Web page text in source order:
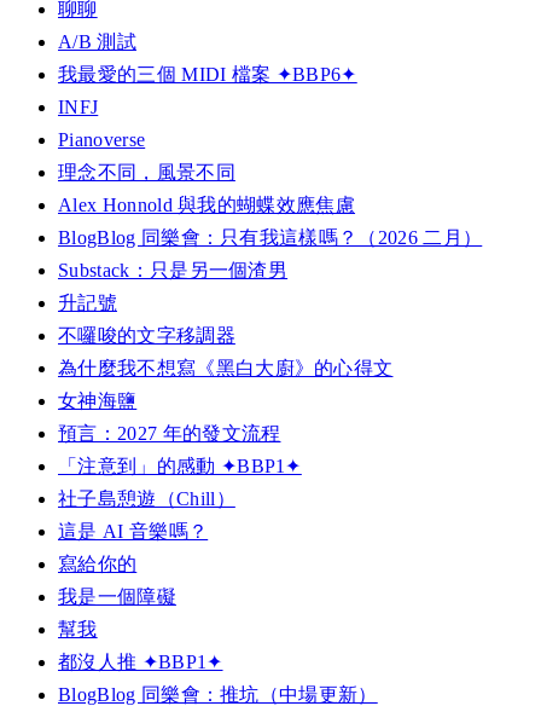
聊聊
A/B 測試
我最愛的三個 MIDI 檔案 ✦BBP6✦
INFJ
Pianoverse
理念不同，風景不同
Alex Honnold 與我的蝴蝶效應焦慮
BlogBlog 同樂會：只有我這樣嗎？（2026 二月）
Substack：只是另一個渣男
升記號
不囉唆的文字移調器
為什麼我不想寫《黑白大廚》的心得文
女神海鹽
預言：2027 年的發文流程
「注意到」的感動 ✦BBP1✦
社子島憩遊（Chill）
這是 AI 音樂嗎？
寫給你的
我是一個障礙
幫我
都沒人推 ✦BBP1✦
BlogBlog 同樂會：推坑（中場更新）